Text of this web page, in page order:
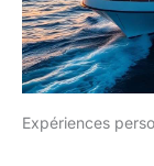
Expériences